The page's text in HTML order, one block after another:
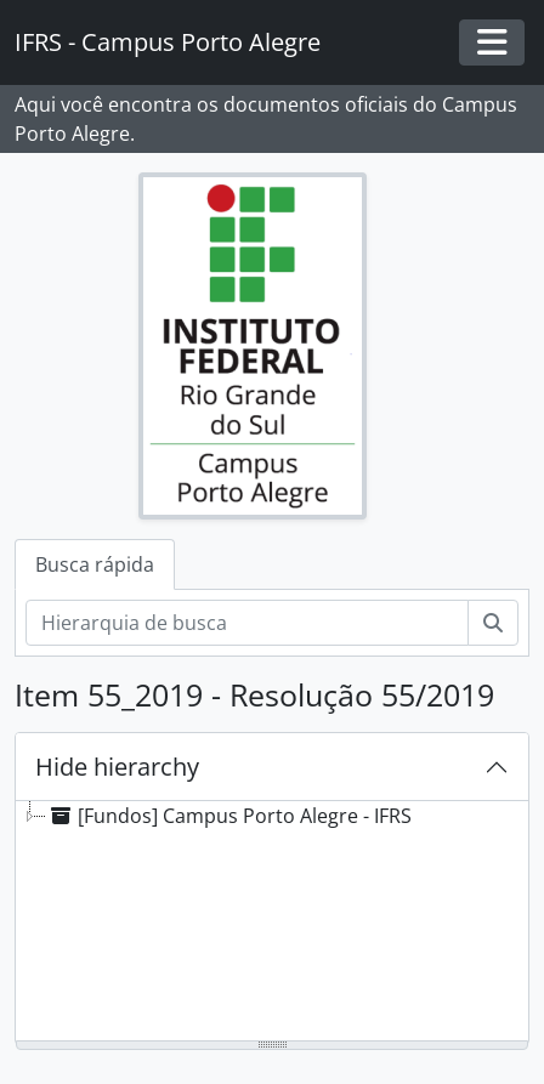
IFRS - Campus Porto Alegre
Aqui você encontra os documentos oficiais do Campus
Porto Alegre.
Busca rápida
Item 55_2019 - Resolução 55/2019
Hide hierarchy
[Fundos] Campus Porto Alegre - IFRS